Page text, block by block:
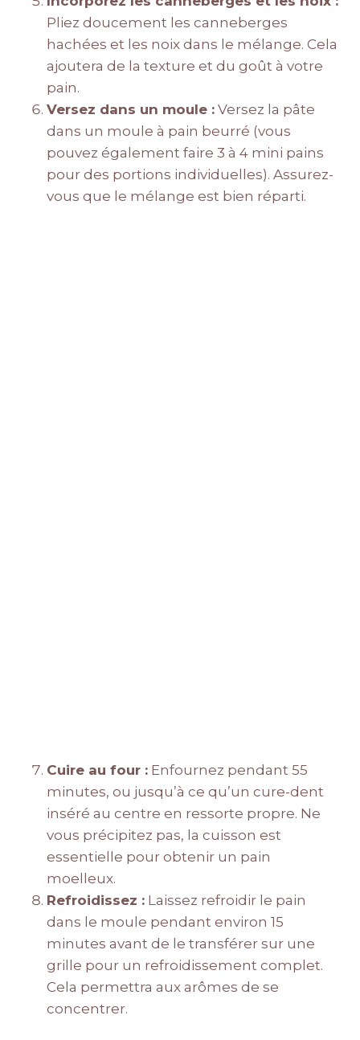
Pliez doucement les canneberges
hachées et les noix dans le mélange. Cela
ajoutera de la texture et du goût à votre
pain.
Versez dans un moule : Versez la pâte
dans un moule à pain beurré (vous
pouvez également faire 3 à 4 mini pains
pour des portions individuelles). Assurez-
vous que le mélange est bien réparti.
Cuire au four : Enfournez pendant 55
minutes, ou jusqu’à ce qu’un cure-dent
inséré au centre en ressorte propre. Ne
vous précipitez pas, la cuisson est
essentielle pour obtenir un pain
moelleux.
Refroidissez : Laissez refroidir le pain
dans le moule pendant environ 15
minutes avant de le transférer sur une
grille pour un refroidissement complet.
Cela permettra aux arômes de se
concentrer.